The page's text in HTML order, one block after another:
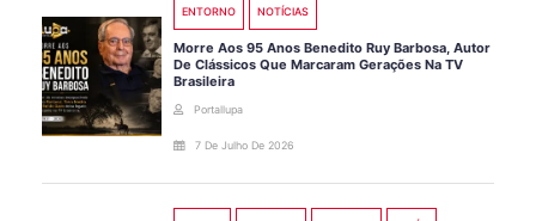
ENTORNO NOTÍCIAS
Morre Aos 95 Anos Benedito Ruy Barbosa, Autor
De Clássicos Que Marcaram Gerações Na TV
Brasileira
Portallupa
7 De Julho De 2026